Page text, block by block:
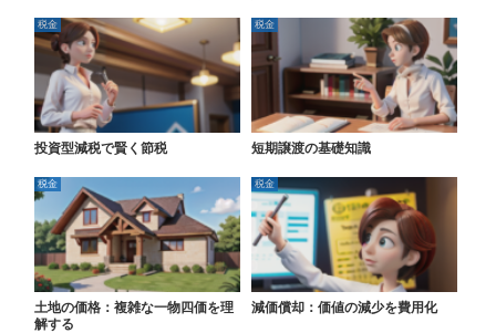
税金
投資型減税で賢く節税
税金
短期譲渡の基礎知識
税金
土地の価格：複雑な一物四価を理
解する
税金
減価償却：価値の減少を費用化